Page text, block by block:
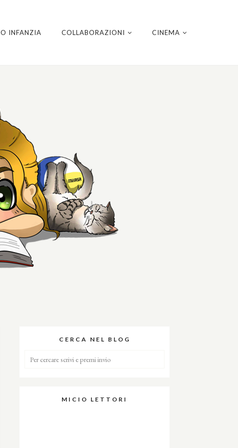
INFANZIA COLLABORAZIONI CINEMA
CERCA NEL BLOG
MICIO LETTORI